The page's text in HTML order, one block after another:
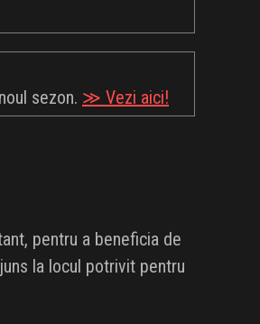
sezon. ≫ Vezi aici!
pentru a beneficia de
la locul potrivit pentru